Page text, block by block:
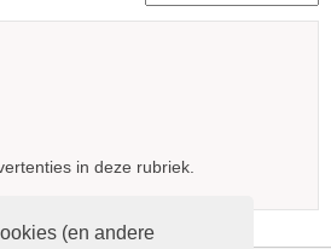
(en andere
in deze rubriek.